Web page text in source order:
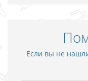
Если вы не